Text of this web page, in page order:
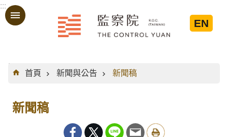
跳到主要內容區塊
:::
EN
:::
首頁
新聞與公告 新聞稿
新聞稿